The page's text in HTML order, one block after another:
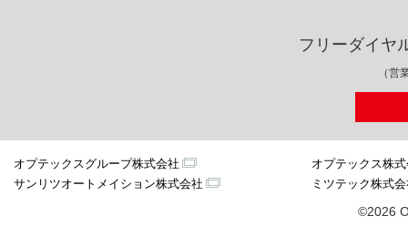
フリーダイヤ
（営
オプテックスグループ株式会社
オプテックス株
サンリツオートメイション株式会社
ミツテック株式
©2026